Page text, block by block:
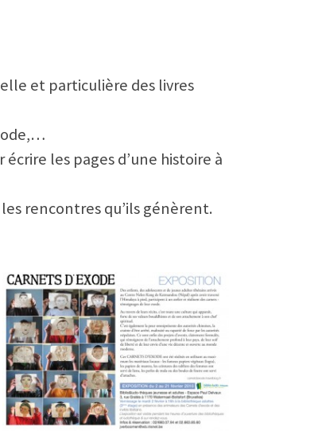
et particulière des livres
les pages d’une histoire à
rencontres qu’ils génèrent.